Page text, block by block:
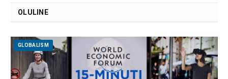
OLULINE
GLOBALISM